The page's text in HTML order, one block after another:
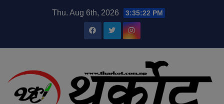
Thu. Aug 6th, 2026 3:35:22 PM
modal-check